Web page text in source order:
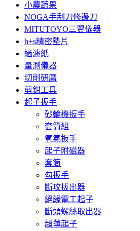
小農蔬果
NOGA手刮刀修邊刀
MITUTOYO三豐儀器
h+s精密墊片
過濾紙
量測儀器
切削研磨
剪鉗工具
起子扳手
砂輪機扳手
套筒組
氧氣扳手
起子附磁器
套筒
勾扳手
斷攻拔出器
絕緣電工起子
斷頭螺絲取出器
超薄起子